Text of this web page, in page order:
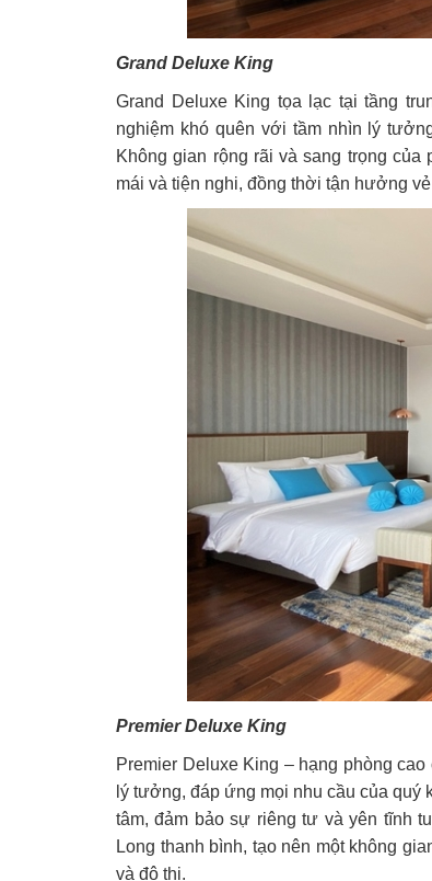
Grand Deluxe King
Grand Deluxe King tọa lạc tại tầng
nghiệm khó quên với tầm nhìn lý
Không gian rộng rãi và sang trọng
mái và tiện nghi, đồng thời tận hưởng
Premier Deluxe King
Premier Deluxe King – hạng phòng
lý tưởng, đáp ứng mọi nhu cầu của quý
tâm, đảm bảo sự riêng tư và yên tĩnh
Long thanh bình, tạo nên một không
và đô thị.